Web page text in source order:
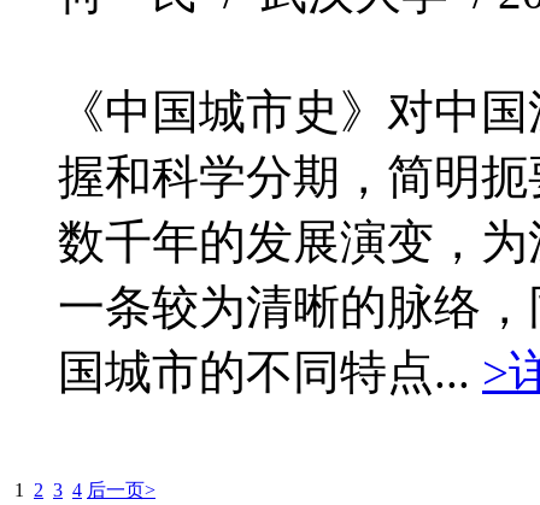
《中国城市史》对中
握和科学分期，简明
数千年的发展演变，
一条较为清晰的脉络
国城市的不同特点... >
1 2 3 4 后一页>